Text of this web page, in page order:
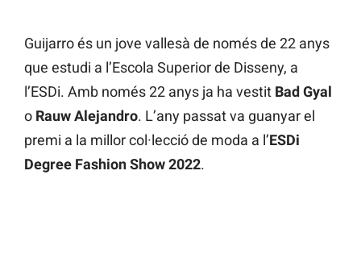
Guijarro és un jove vallesà de només de 22 anys
que estudi a l’Escola Superior de Disseny, a
l’ESDi. Amb només 22 anys ja ha vestit Bad Gyal
o Rauw Alejandro. L’any passat va guanyar el
premi a la millor col·lecció de moda a l’ESDi
Degree Fashion Show 2022.